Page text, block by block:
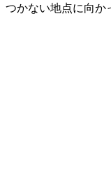
つかない地点に向か